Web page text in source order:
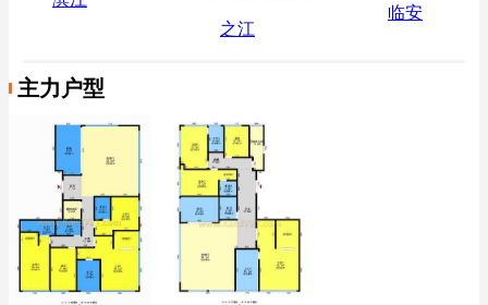
之江
临安
主力户型